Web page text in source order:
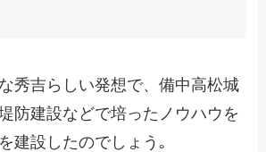
秀吉らしい発想で、備中高松城
防建設などで培ったノウハウを
建設したのでしょう｡